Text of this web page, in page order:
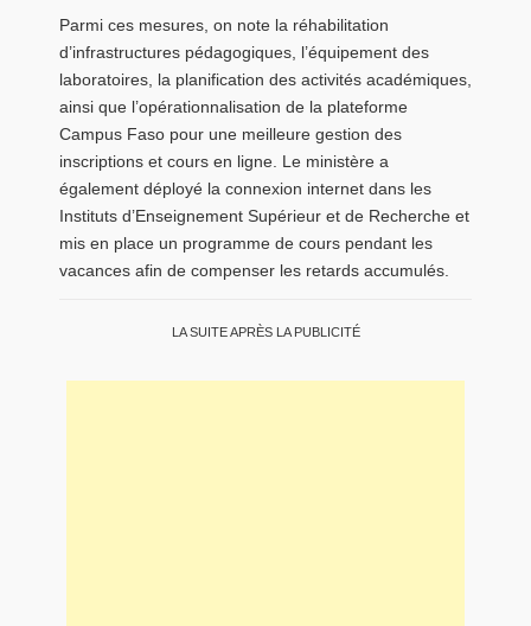
Parmi ces mesures, on note la réhabilitation
d’infrastructures pédagogiques, l’équipement des
laboratoires, la planification des activités académiques,
ainsi que l’opérationnalisation de la plateforme
Campus Faso pour une meilleure gestion des
inscriptions et cours en ligne. Le ministère a
également déployé la connexion internet dans les
Instituts d’Enseignement Supérieur et de Recherche et
mis en place un programme de cours pendant les
vacances afin de compenser les retards accumulés.
LA SUITE APRÈS LA PUBLICITÉ